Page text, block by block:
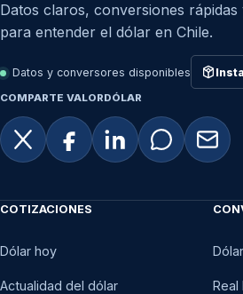
Datos claros, conversiones rápidas
para entender el dólar en Chile.
Datos y conversores disponibles
COMPARTE VALORDÓLAR
COTIZACIONES
Dólar hoy
Actualidad del dólar Real